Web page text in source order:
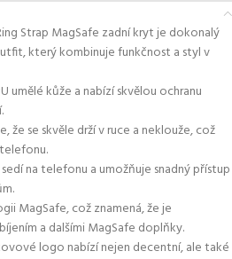
Strap MagSafe zadní kryt je dokonalý
který kombinuje funkčnost a styl v
umělé kůže a nabízí skvělou ochranu
že se skvěle drží v ruce a neklouže, což
na telefonu a umožňuje snadný přístup
MagSafe, což znamená, že je
a dalšími MagSafe doplňky.
logo nabízí nejen decentní, ale také